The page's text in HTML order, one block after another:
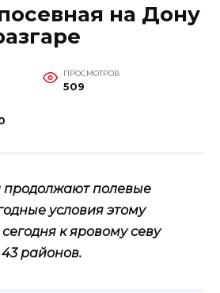
на Дону
ПРОСМОТРОВ
509
продолжают полевые
условия этому
к яровому севу
районов.